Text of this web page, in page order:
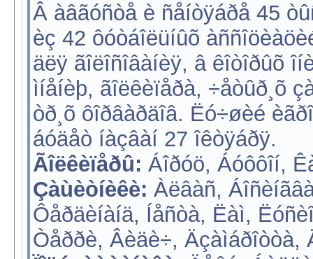
Â àâãóñòå è ñåíòÿáðå 45
èç 42 ôóòáîëüíûõ
äëÿ ãîëîñîâàíèÿ, â êîòîðûõ
ìíåíèþ, ãîëêèïåðà, ÷åòûð¸õ
òð¸õ ôîðâàðäîâ. Ëó÷øèé
áóäåò íàçâàí 27 îêòÿáðÿ.
Ãîëêèïåðû: Áîðóö, Áóôôîí,
Çàùèòíèêè: Àëâàñ,
Ôåðäèíàíä, Íåñòà, Ëàì,
Òåððè, Âèäè÷,